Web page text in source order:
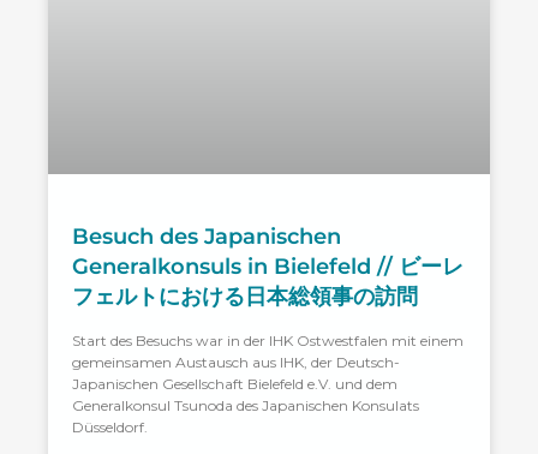
Besuch des Japanischen
Generalkonsuls in Bielefeld // ビーレ
フェルトにおける日本総領事の訪問
Start des Besuchs war in der IHK Ostwestfalen mit einem
gemeinsamen Austausch aus IHK, der Deutsch-
Japanischen Gesellschaft Bielefeld e.V. und dem
Generalkonsul Tsunoda des Japanischen Konsulats
Düsseldorf.